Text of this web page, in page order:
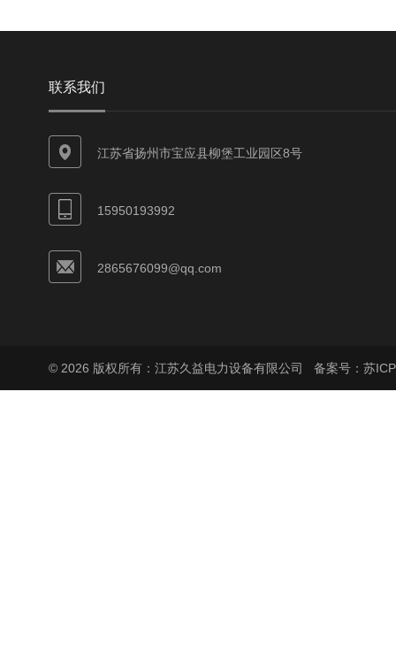
联系我们
江苏省扬州市宝应县柳堡工业园区8号
15950193992
2865676099@qq.com
© 2026 版权所有：江苏久益电力设备有限公司 备案号：苏